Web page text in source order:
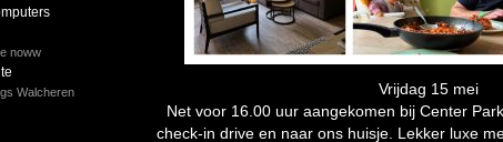
noww
Walcheren
Vrijdag 15 mei
Net voor 16.00 uur aangekomen bij Center
check-in drive en naar ons huisje. Lekker luxe